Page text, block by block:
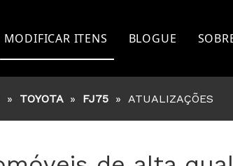
MODIFICAR ITENS
FORD
MITSUBISHI
BLOGUE
» TOYOTA » FJ75 » ATUALIZAÇÕES